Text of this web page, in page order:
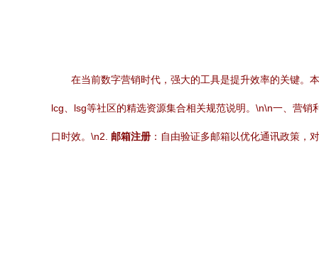
在当前数字营销时代，强大的工具是提升效率的关键。
lcg、lsg等社区的精选资源集合相关规范说明。\n\n一、营销
口时效。\n2. 邮箱注册 ：自由验证多邮箱以优化通讯政策，